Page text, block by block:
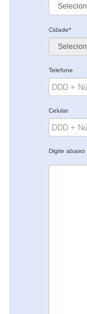
Cidade*
Telefone
Celular
Digite abaixo